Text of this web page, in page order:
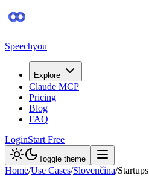
Speechyou
Explore
Claude MCP
Pricing
Blog
FAQ
LoginStart Free
Toggle theme
Home/Use Cases/Slovenčina/Startups